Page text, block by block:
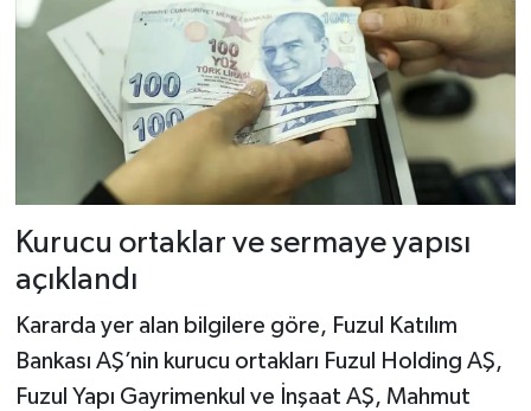
Kurucu ortaklar ve sermaye yapısı
açıklandı
Kararda yer alan bilgilere göre, Fuzul Katılım
Bankası AŞ’nin kurucu ortakları Fuzul Holding AŞ,
Fuzul Yapı Gayrimenkul ve İnşaat AŞ, Mahmut